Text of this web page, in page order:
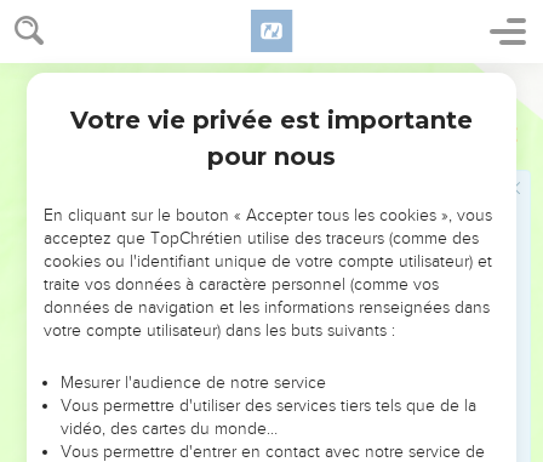
2 Corinthiens 11
danger dans les villes ou dans les lieux déserts, en danger
sur la mer et en danger parmi de faux frères.
27
souvent j’ai été privé de sommeil ; j’ai eu faim et soif ;
souvent j’ai été obligé de jeûner ; j’ai souffert du froid et du
Et sans parler du reste, il y a ma préoccupation
quotidienne : le souci que j’ai de toutes les Églises.
Si quelqu’un est faible, je me sens faible aussi ; si
quelqu’un est détourné de la foi, j’en éprouve une vive
douleur.
S’il faut que je me vante, je me vanterai de ma faiblesse.
Dieu, le Père du Seigneur Jésus – qu’il soit loué pour
toujours ! – sait que je ne mens pas.
Votre vie privée est importante
pour nous
En cliquant sur le bouton « Accepter tous les cookies », vous
acceptez que TopChrétien utilise des traceurs (comme des
cookies ou l'identifiant unique de votre compte utilisateur) et
traite vos données à caractère personnel (comme vos
données de navigation et les informations renseignées dans
votre compte utilisateur) dans les buts suivants :
Mesurer l'audience de notre service
Vous permettre d'utiliser des services tiers tels que de la
vidéo, des cartes du monde…
Vous permettre d'entrer en contact avec notre service de